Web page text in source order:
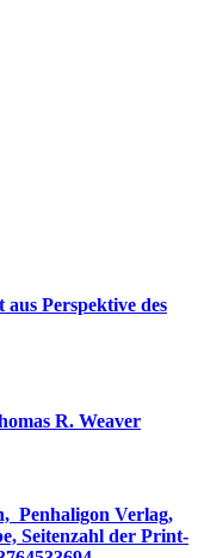
Perspektive des
R. Weaver
Penhaligon Verlag,
Seitenzahl der Print-